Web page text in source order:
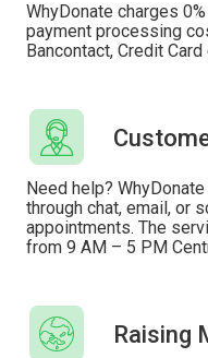
WhyDonate charges
payment processing
Bancontact, Credit Card
Need help?
through chat, email, or
appointments. The
from 9 AM – 5 PM
Raising